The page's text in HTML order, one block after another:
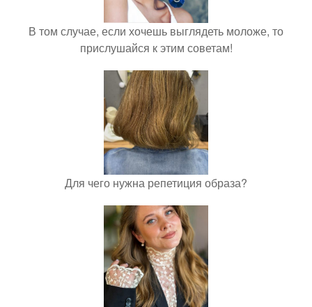
В том случае, если хочешь выглядеть моложе, то
прислушайся к этим советам!
Для чего нужна репетиция образа?